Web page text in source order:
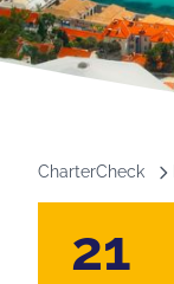
CharterCheck
21